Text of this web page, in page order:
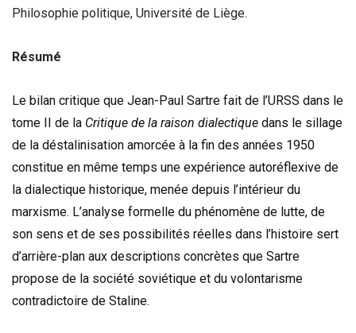
Philosophie politique, Université de Liège.
Résumé
Le bilan critique que Jean-Paul Sartre fait de l’URSS dans le
tome II de la Critique de la raison dialectique dans le sillage
de la déstalinisation amorcée à la fin des années 1950
constitue en même temps une expérience autoréflexive de
la dialectique historique, menée depuis l’intérieur du
marxisme. L’analyse formelle du phénomène de lutte, de
son sens et de ses possibilités réelles dans l’histoire sert
d’arrière-plan aux descriptions concrètes que Sartre
propose de la société soviétique et du volontarisme
contradictoire de Staline.